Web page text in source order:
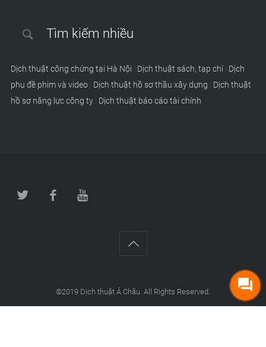
Tìm kiếm nhiều
Dịch thuật công chứng tại Hà Nội Dịch thuật sách, tạp chí| Dịch
phụ đề phim và video| Dịch thuật hồ sơ thầu xây dựng
Dịch thuật
hồ sơ năng lực công ty| Dịch thuật báo cáo tài chính
©2019 Dịch thuật Á Châu. All Rights Reserved.